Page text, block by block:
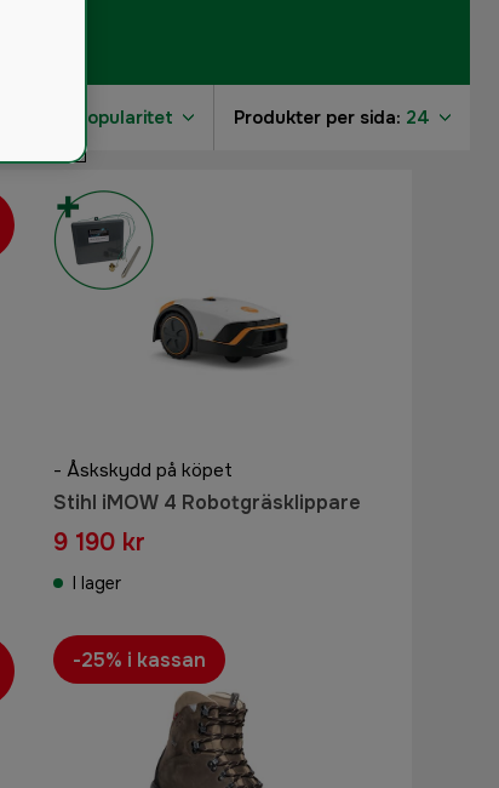
Popularitet Produkter per sida: 24
- Åskskydd på köpet
Stihl iMOW 4 Robotgräsklippare
9 190 kr
I lager
-25% i kassan